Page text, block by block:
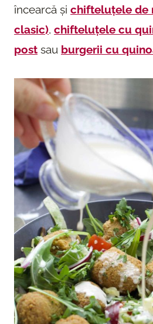
încearcă și chifteluțele de
clasic), chifteluțele cu
post sau burgerii cu